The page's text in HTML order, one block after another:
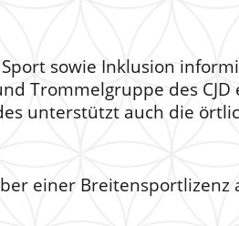
sowie Inklusion
Trommelgruppe des CJD
unterstützt auch die
einer Breitensportlizenz